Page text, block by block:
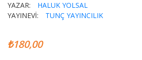
YAZAR:
HALUK YOLSAL
YAYINEVİ:
TUNÇ YAYINCILIK
₺180,00